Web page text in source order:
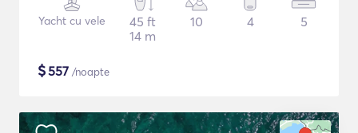
Yacht cu vele
45 ft
14 m
10 4 5
$557 /noapte